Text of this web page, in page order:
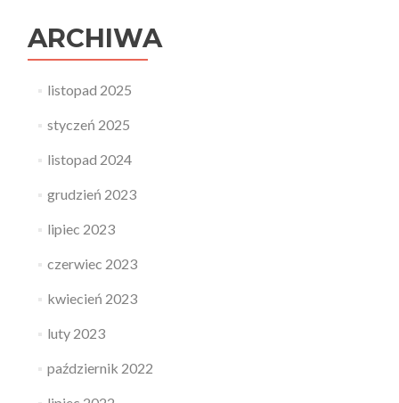
ARCHIWA
listopad 2025
styczeń 2025
listopad 2024
grudzień 2023
lipiec 2023
czerwiec 2023
kwiecień 2023
luty 2023
październik 2022